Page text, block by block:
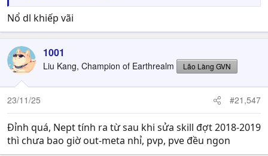
Nổ dl khiếp vãi
1001
Liu Kang, Champion of Earthrealm Lão Làng GVN
23/11/25 #21,547
Đỉnh quá, Nept tính ra từ sau khi sửa skill đợt 2018-2019
thì chưa bao giờ out-meta nhỉ, pvp, pve đều ngon